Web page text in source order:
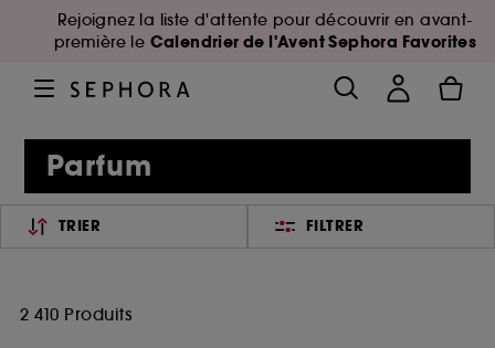
Rejoignez la liste d'attente pour découvrir en avant-
première le Calendrier de l'Avent Sephora Favorites
Parfum
TRIER FILTRER
2 410 Produits